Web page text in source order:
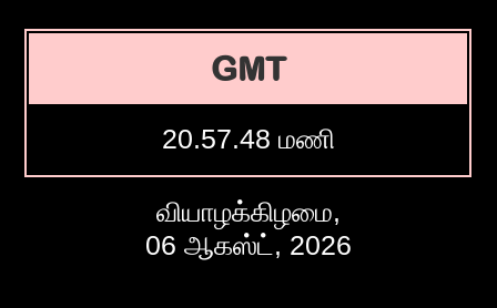
GMT
20.57.49 மணி
வியாழக்கிழமை,
06 ஆகஸ்ட், 2026